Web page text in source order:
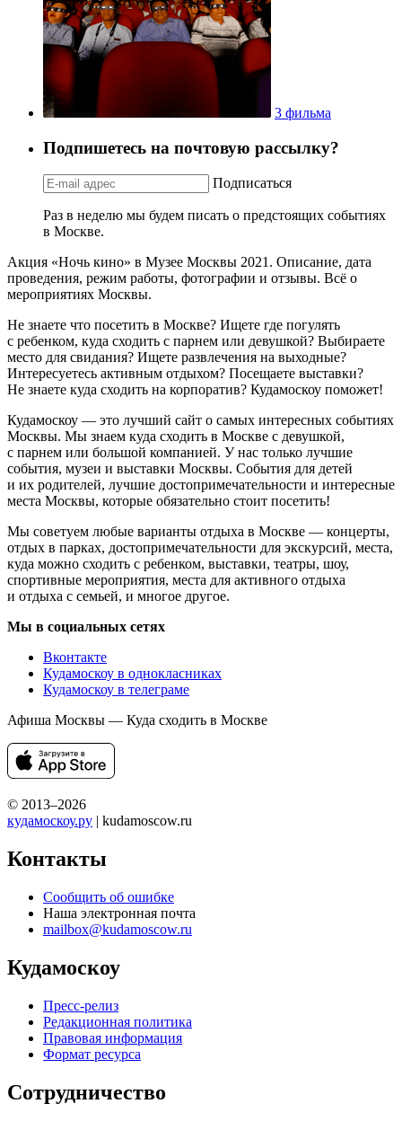
3 фильма
Подпишетесь на почтовую рассылку?
Подписаться
Раз в неделю мы будем писать о предстоящих событиях
в Москве.
Акция «Ночь кино» в Музее Москвы 2021. Описание, дата
проведения, режим работы, фотографии и отзывы. Всё о
мероприятиях Москвы.
Не знаете что посетить в Москве? Ищете где погулять
с ребенком, куда сходить с парнем или девушкой? Выбираете
место для свидания? Ищете развлечения на выходные?
Интересуетесь активным отдыхом? Посещаете выставки?
Не знаете куда сходить на корпоратив? Кудамоскоу поможет!
Кудамоскоу — это лучший сайт о самых интересных событиях
Москвы. Мы знаем куда сходить в Москве с девушкой,
с парнем или большой компанией. У нас только лучшие
события, музеи и выставки Москвы. События для детей
и их родителей, лучшие достопримечательности и интересные
места Москвы, которые обязательно стоит посетить!
Мы советуем любые варианты отдыха в Москве — концерты,
отдых в парках, достопримечательности для экскурсий, места,
куда можно сходить с ребенком, выставки, театры, шоу,
спортивные мероприятия, места для активного отдыха
и отдыха с семьей, и многое другое.
Мы в социальных сетях
Вконтакте
Кудамоскоу в однокласниках
Кудамоскоу в телеграме
Афиша Москвы — Куда сходить в Москве
© 2013–2026
кудамоскоу.ру | kudamoscow.ru
Контакты
Сообщить об ошибке
Наша электронная почта
mailbox@kudamoscow.ru
Кудамоскоу
Пресс-релиз
Редакционная политика
Правовая информация
Формат ресурса
Сотрудничество